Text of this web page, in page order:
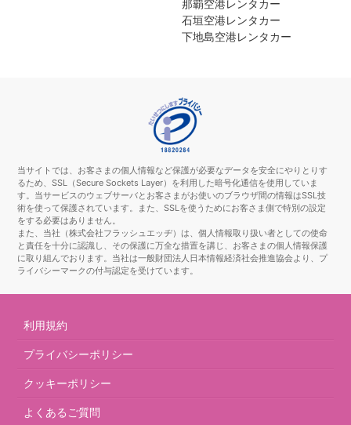
那覇空港レンタカー
石垣空港レンタカー
下地島空港レンタカー
当サイトでは、お客さまの個人情報など保護が必要なデータを安全にやりとりす
るため、SSL（Secure Sockets Layer）を利用した暗号化通信を使用していま
す。当サービスのウェブサーバとお客さまがお使いのブラウザ間の情報はSSL技
術を使って保護されています。また、SSLを使うためにお客さま側で特別の設定
をする必要はありません。
また、当社（株式会社フラッシュエッヂ）は、個人情報取り扱い者としての使命
と責任を十分に認識し、その保護に万全な措置を講じ、お客さまの個人情報保護
に取り組んでおります。当社は一般財団法人日本情報経済社会推進協会より、プ
ライバシーマークの付与認定を受けています。
利用規約
プライバシーポリシー
クッキーポリシー
よくあるご質問